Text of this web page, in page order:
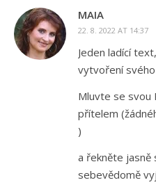
MAIA
22. 8. 2022 AT 14:37
Jeden ladící
vytvoření
Mluvte se svou
přítelem
)
a řekněte jasně
sebevědomě